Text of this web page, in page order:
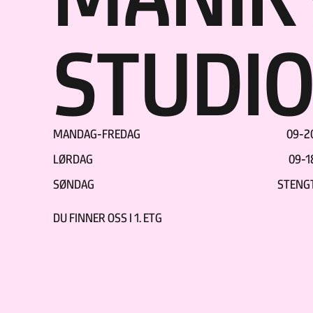
STUDIO
MANDAG-FREDAG
09-
LØRDAG
09-
SØNDAG
DU FINNER OSS I1. ETG